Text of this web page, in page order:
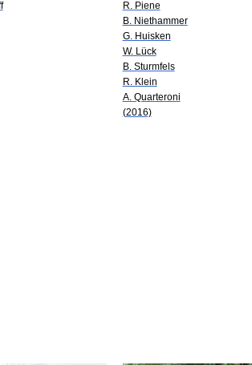
R. Piene
B. Niethammer
G. Huisken
W. Lück
B. Sturmfels
R. Klein
A. Quarteroni
(2016)